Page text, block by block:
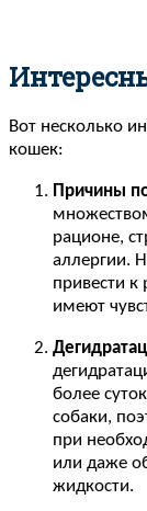
Вот несколько
кошек:
Причины
рационе,
аллергии.
привести к
имеют
более
собаки,
при
или даже
жидкости.